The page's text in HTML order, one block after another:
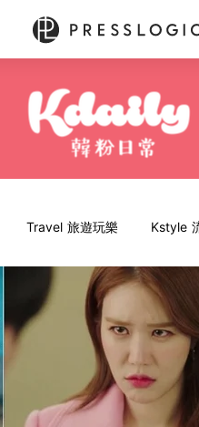
Travel 旅遊玩樂 Kstyle